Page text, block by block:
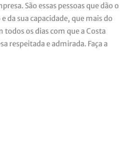
São essas pessoas que dão o
da sua capacidade, que mais do
todos os dias com que a Costa
respeitada e admirada. Faça a